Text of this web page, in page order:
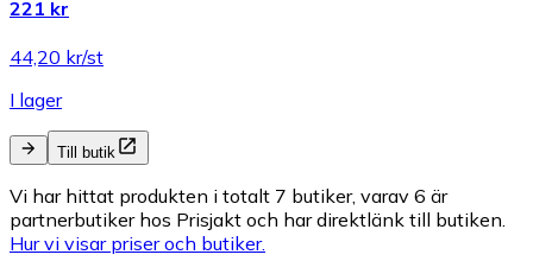
221 kr
44,20 kr/st
I lager
Till butik
Vi har hittat produkten i totalt 7 butiker, varav 6 är
partnerbutiker hos Prisjakt och har direktlänk till butiken.
Hur vi visar priser och butiker.